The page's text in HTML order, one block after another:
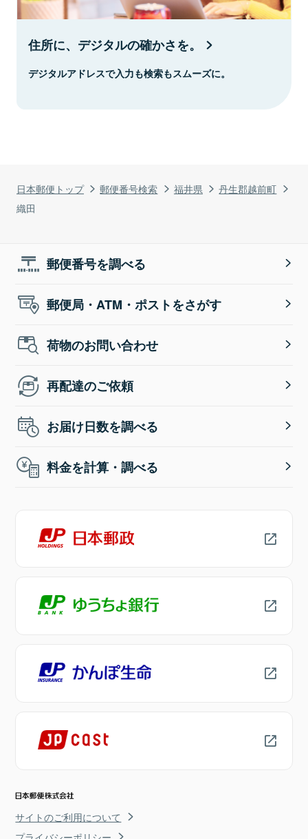
日本郵便トップ 郵便番号検索 福井県
丹生郡越前町
織田
住所に、デジタルの確かさを。
デジタルアドレスで入力も検索もスムーズに。
郵便番号を調べる
郵便局・ATM・ポストをさがす
荷物のお問い合わせ
再配達のご依頼
お届け日数を調べる
料金を計算・調べる
サイトのご利用について